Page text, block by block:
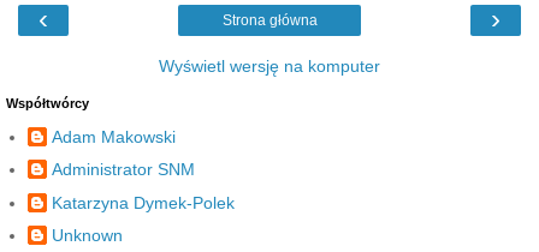
‹ ›
Strona główna
Wyświetl wersję na komputer
Współtwórcy
Adam Makowski
Administrator SNM
Katarzyna Dymek-Polek
Unknown